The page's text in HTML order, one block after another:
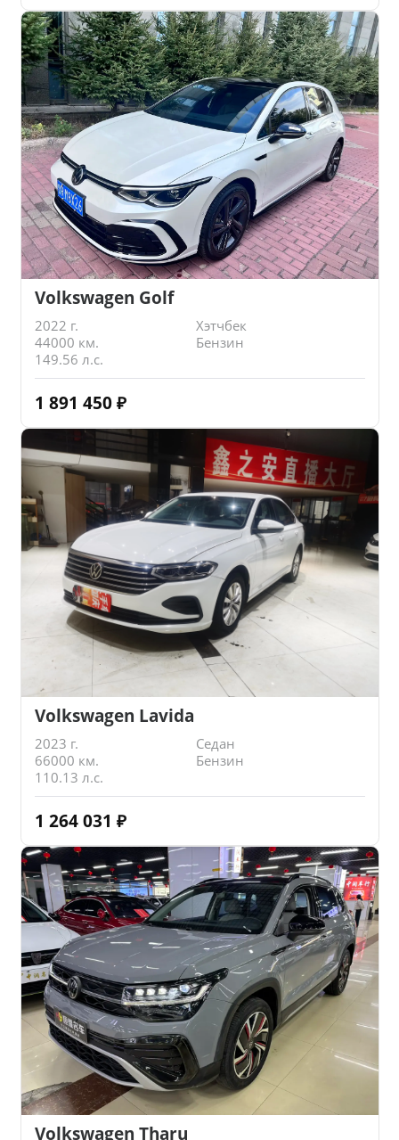
Volkswagen Golf
2022 г.
Хэтчбек
44000 км.
Бензин
149.56 л.с.
1 891 450 ₽
Volkswagen Lavida
2023 г.
Седан
66000 км.
Бензин
110.13 л.с.
1 264 031 ₽
Volkswagen Tharu